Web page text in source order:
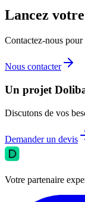
Lancez
Contactez-nous pour
Nous contacter
Un projet
Discutons de vos
Demander un devis
Votre partenaire